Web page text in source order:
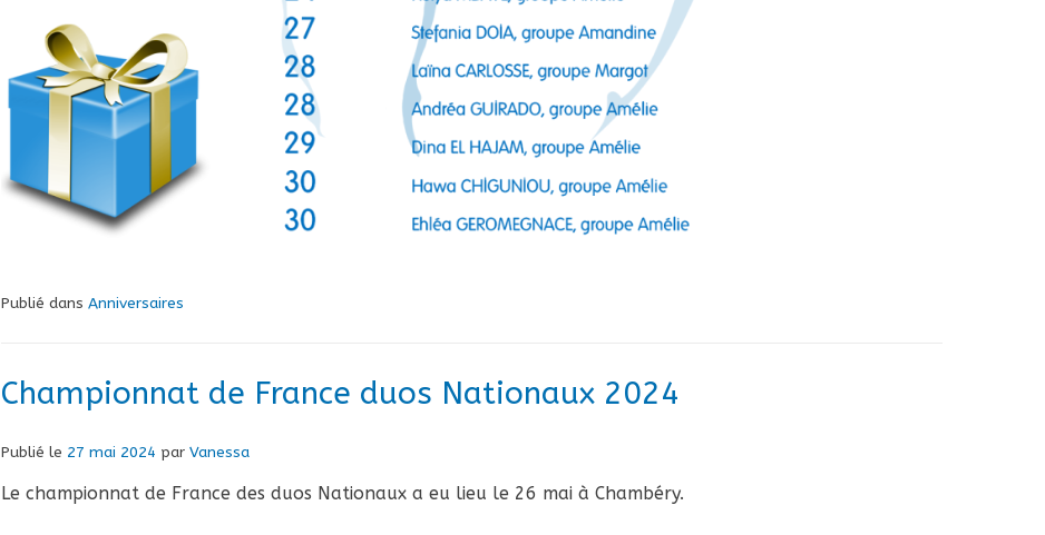
Publié dans Anniversaires
Championnat de France duos Nationaux 2024
Publié le 27 mai 2024 par Vanessa
Le championnat de France des duos Nationaux a eu lieu le 26 mai à Chambéry.